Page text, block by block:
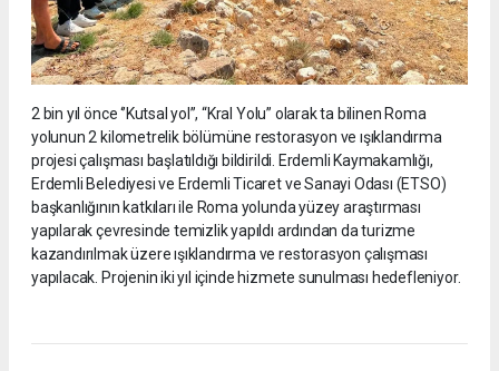
2 bin yıl önce ‘’Kutsal yol’’, “Kral Yolu” olarak ta bilinen Roma
yolunun 2 kilometrelik bölümüne restorasyon ve ışıklandırma
projesi çalışması başlatıldığı bildirildi. Erdemli Kaymakamlığı,
Erdemli Belediyesi ve Erdemli Ticaret ve Sanayi Odası (ETSO)
başkanlığının katkıları ile Roma yolunda yüzey araştırması
yapılarak çevresinde temizlik yapıldı ardından da turizme
kazandırılmak üzere ışıklandırma ve restorasyon çalışması
yapılacak. Projenin iki yıl içinde hizmete sunulması hedefleniyor.